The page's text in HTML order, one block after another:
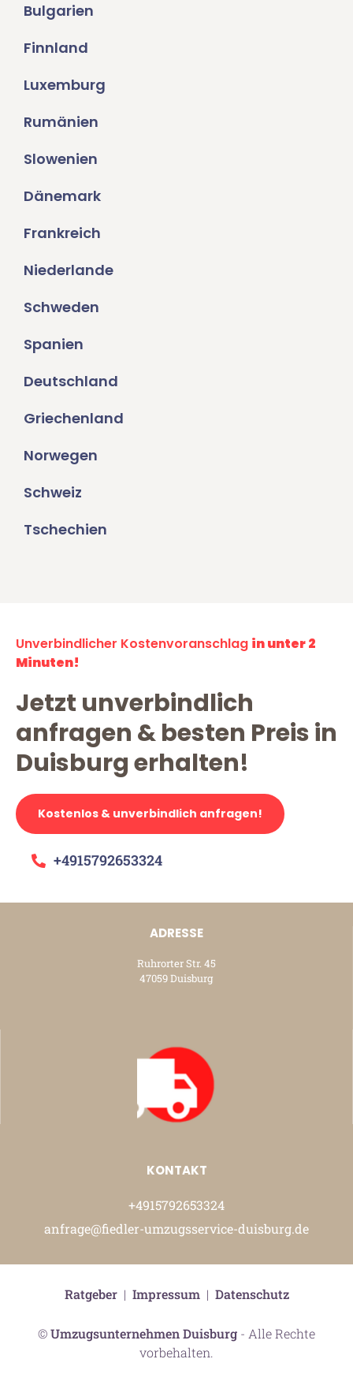
Bulgarien
Finnland
Luxemburg
Rumänien
Slowenien
Dänemark
Frankreich
Niederlande
Schweden
Spanien
Deutschland
Griechenland
Norwegen
Schweiz
Tschechien
Unverbindlicher Kostenvoranschlag in unter 2
Minuten!
Jetzt unverbindlich
anfragen & besten Preis in
Duisburg erhalten!
Kostenlos & unverbindlich anfragen!
+4915792653324
ADRESSE
Ruhrorter Str. 45
47059 Duisburg
KONTAKT
+4915792653324
anfrage@fiedler-umzugsservice-duisburg.de
©Umzugsunternehmen Duisburg - Alle Rechte
vorbehalten.
Ratgeber| Impressum| Datenschutz